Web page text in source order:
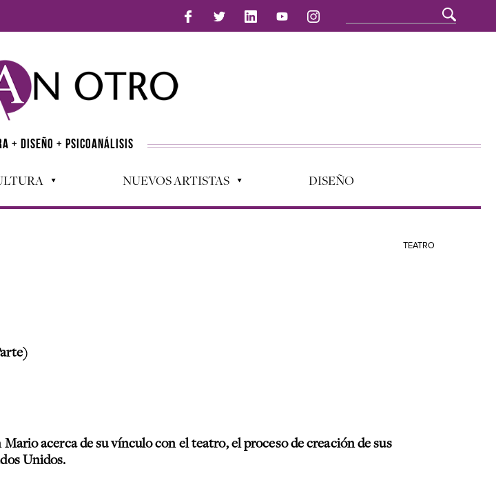
+ DISEÑO + PSICOANÁLISIS
NUEVOS ARTISTAS DISEÑO
TEATRO
acerca de su vínculo con el teatro, el proceso de creación de sus
Unidos.